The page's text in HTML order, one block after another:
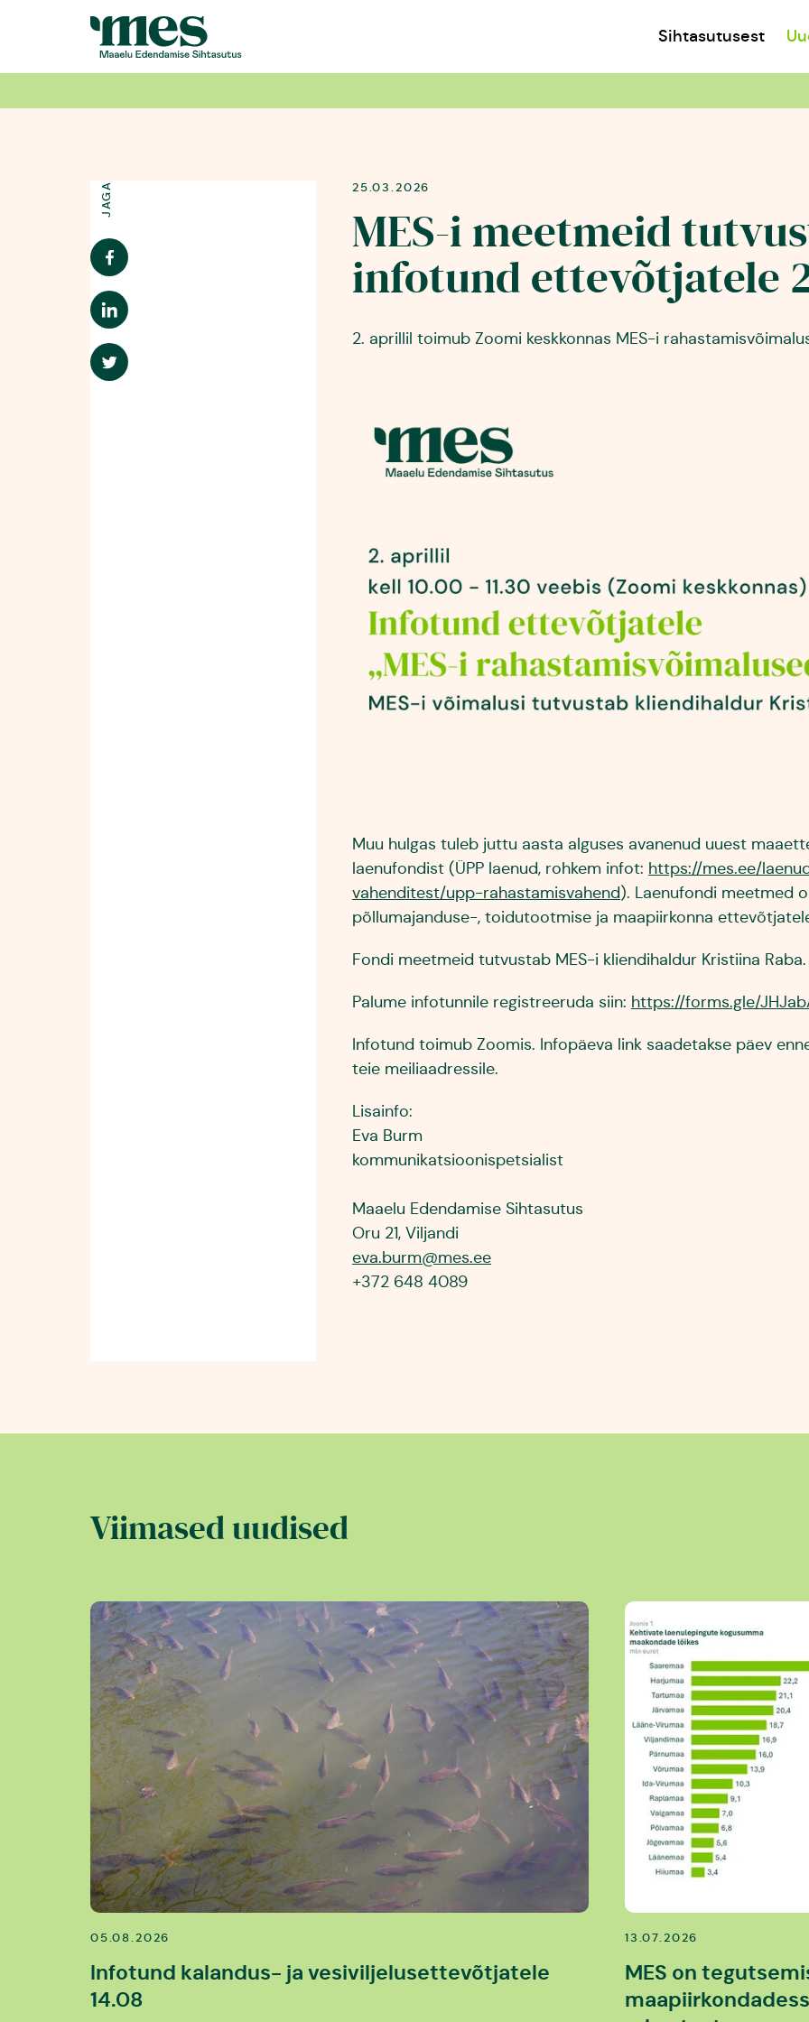
Sihtasutusest
JAGA 25.03.2026
MES-i meetmeid
infotund ettevõtjatele
2. aprillil toimub Zoomi keskkonnas MES-i
Muu hulgas tuleb juttu aasta alguses avanenud uuest
laenufondist (ÜPP laenud, rohkem infot: https://mes.ee/
vahenditest/upp-rahastamisvahend). Laenufondi meetmed
põllumajanduse-, toidutootmise ja maapiirkonna
Fondi meetmeid tutvustab MES-i kliendihaldur Kristiina Raba.
Palume infotunnile registreeruda siin: https://forms.gle/
Infotund toimub Zoomis. Infopäeva link saadetakse päev
teie meiliaadressile.
Lisainfo:
Eva Burm
kommunikatsioonispetsialist
Maaelu Edendamise Sihtasutus
Oru 21, Viljandi
eva.burm@mes.ee
+372 648 4089
Viimased uudised
05.08.2026
Infotund kalandus- ja vesiviljelusettevõtjatele
14.08
13.07.2026
MES on